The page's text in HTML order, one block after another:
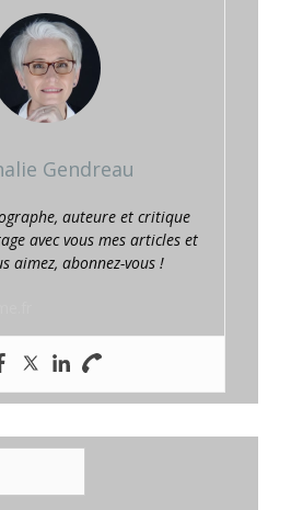
Gendreau
auteure et critique
avec vous mes articles et
aimez, abonnez-vous !